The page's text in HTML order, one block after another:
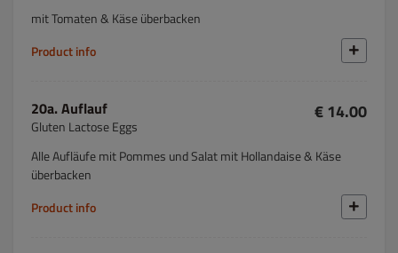
mit Tomaten & Käse überbacken
Product info
20a. Auflauf
Gluten Lactose Eggs
€ 14.00
Alle Aufläufe mit Pommes und Salat mit Hollandaise & Käse
überbacken
Product info